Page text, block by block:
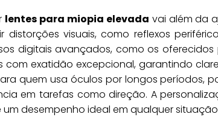
lentes para miopia elevada vai além da
visuais, como reflexos
digitais avançados, como os oferecidos
exatidão excepcional, garantindo
quem usa óculos por longos períodos,
em tarefas como direção. A
desempenho ideal em qualquer